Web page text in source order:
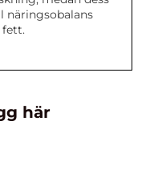
näringsobalans
fett.
här